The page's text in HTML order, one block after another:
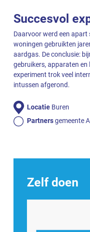
Succesvol
Daarvoor werd een
woningen gebruikten
aardgas. De conclusie:
gebruikers, apparaten en
experiment trok veel
intussen afgerond.
Locatie Buren
Partnersgemeente
Zelf doen